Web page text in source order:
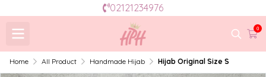
02121234976
0
Home All Product Handmade Hijab Hijab Original Size S